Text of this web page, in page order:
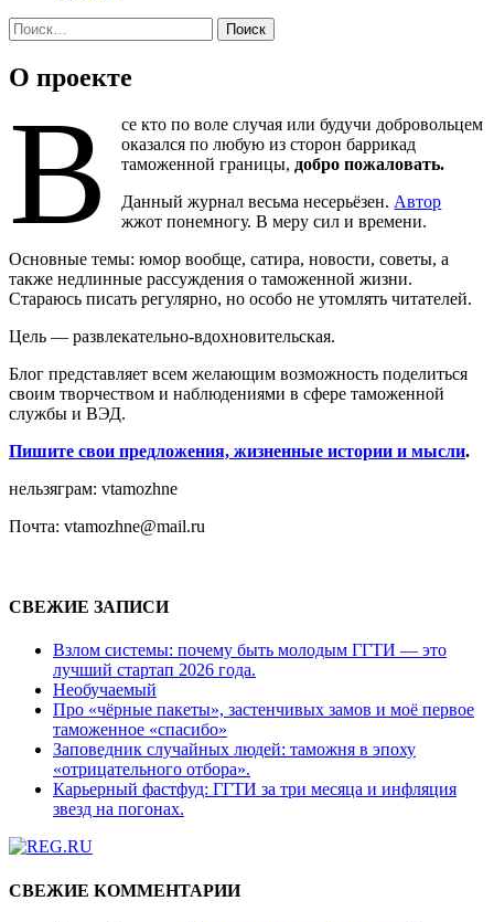
Найти:
О проекте
В
се кто по воле случая или будучи добровольцем
оказался по любую из сторон баррикад
таможенной границы, добро пожаловать.
Данный журнал весьма несерьёзен. Автор
жжот понемногу. В меру сил и времени.
Основные темы: юмор вообще, сатира, новости, советы, а
также недлинные рассуждения о таможенной жизни.
Стараюсь писать регулярно, но особо не утомлять читателей.
Цель — развлекательно-вдохновительская.
Блог представляет всем желающим возможность поделиться
своим творчеством и наблюдениями в сфере таможенной
службы и ВЭД.
Пишите свои предложения, жизненные истории и мысли.
нельзяграм: vtamozhne
Почта: vtamozhne@mail.ru
СВЕЖИЕ ЗАПИСИ
Взлом системы: почему быть молодым ГГТИ — это
лучший стартап 2026 года.
Необучаемый
Про «чёрные пакеты», застенчивых замов и моё первое
таможенное «спасибо»
Заповедник случайных людей: таможня в эпоху
«отрицательного отбора».
Карьерный фастфуд: ГГТИ за три месяца и инфляция
звезд на погонах.
СВЕЖИЕ КОММЕНТАРИИ